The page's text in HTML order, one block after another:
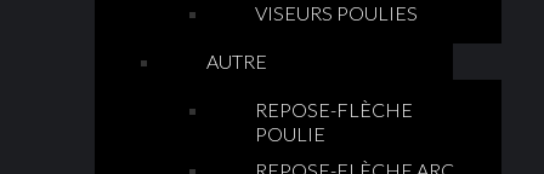
VISEURS POULIES
AUTRE
REPOSE-FLÈCHE
POULIE